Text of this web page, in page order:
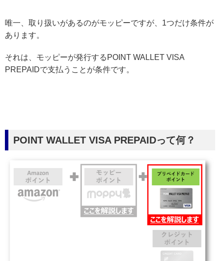
唯一、取り扱いがあるのがモッピーですが、1つだけ条件が
あります。
それは、モッピーが発行するPOINT WALLET VISA
PREPAIDで支払うことが条件です。
POINT WALLET VISA PREPAIDって何？